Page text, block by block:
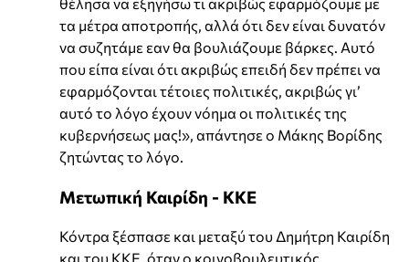
θέλησα να εξηγήσω τι ακριβώς εφαρμόζουμε με
τα μέτρα αποτροπής, αλλά ότι δεν είναι δυνατόν
να συζητάμε εαν θα βουλιάζουμε βάρκες. Αυτό
που είπα είναι ότι ακριβώς επειδή δεν πρέπει να
εφαρμόζονται τέτοιες πολιτικές, ακριβώς γι’
αυτό το λόγο έχουν νόημα οι πολιτικές της
κυβερνήσεως μας!», απάντησε ο Μάκης Βορίδης
ζητώντας το λόγο.
Μετωπική Καιρίδη - ΚΚΕ
Κόντρα ξέσπασε και μεταξύ του Δημήτρη Καιρίδη
και του ΚΚΕ, όταν ο κοινοβουλευτικός